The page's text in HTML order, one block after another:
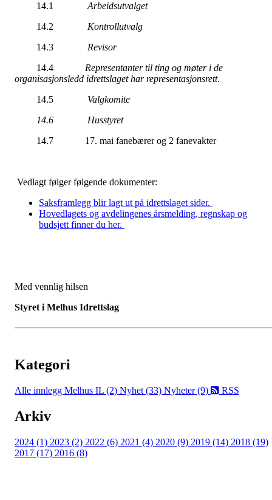
14.1 Arbeidsutvalget
14.2 Kontrollutvalg
14.3 Revisor
14.4 Representanter til ting og møter i de
organisasjonsledd idrettslaget har representasjonsrett.
14.5 Valgkomite
14.6 Husstyret
14.7 17. mai fanebærer og 2 fanevakter
Vedlagt følger følgende dokumenter:
Saksframlegg blir lagt ut på idrettslaget sider.
Hovedlagets og avdelingenes årsmelding, regnskap og
budsjett finner du her.
Med vennlig hilsen
Styret i Melhus Idrettslag
Kategori
Alle innlegg Melhus IL (2) Nyhet (33) Nyheter (9) RSS
Arkiv
2024 (1) 2023 (2) 2022 (6) 2021 (4) 2020 (9) 2019 (14) 2018 (19)
2017 (17) 2016 (8)